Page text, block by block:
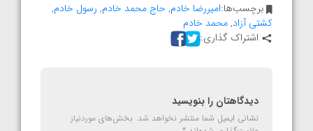
برچسب‌ها:امیررضا خادم, حاج محمد خادم, رسول خادم,
کشتی آزاد,محمد خادم
اشتراک گذاری:
دیدگاهتان را بنویسید
نشانی ایمیل شما منتشر نخواهد شد. بخش‌های موردنیاز